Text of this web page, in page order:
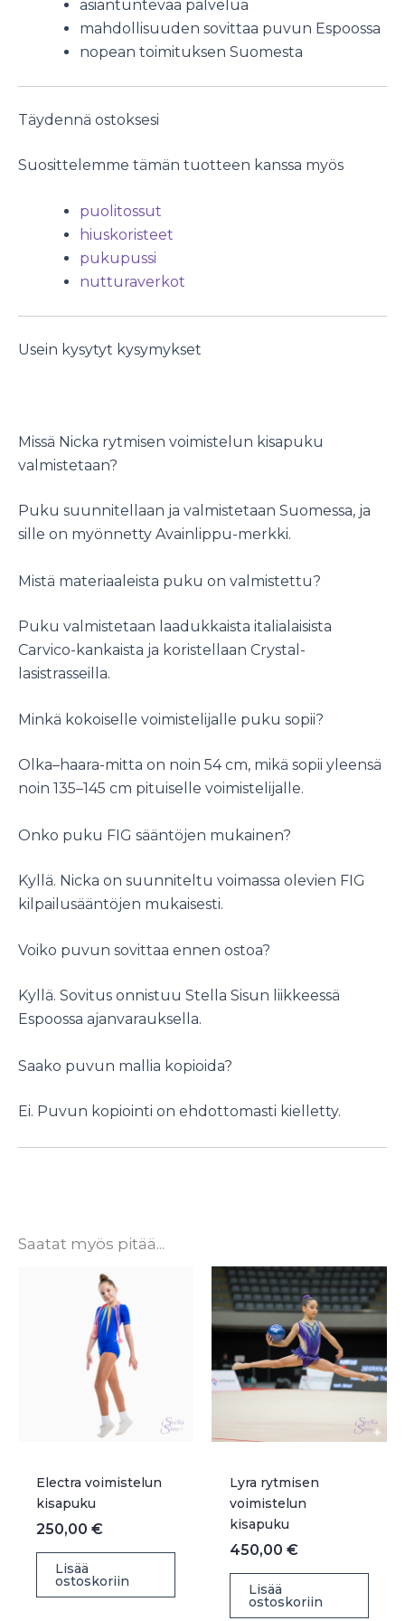
asiantuntevaa palvelua
mahdollisuuden sovittaa puvun Espoossa
nopean toimituksen Suomesta
Täydennä ostoksesi
Suosittelemme tämän tuotteen kanssa myös
puolitossut
hiuskoristeet
pukupussi
nutturaverkot
Usein kysytyt kysymykset
Missä Nicka rytmisen voimistelun kisapuku
valmistetaan?
Puku suunnitellaan ja valmistetaan Suomessa, ja
sille on myönnetty Avainlippu-merkki.
Mistä materiaaleista puku on valmistettu?
Puku valmistetaan laadukkaista italialaisista
Carvico-kankaista ja koristellaan Crystal-
lasistrasseilla.
Minkä kokoiselle voimistelijalle puku sopii?
Olka–haara-mitta on noin 54 cm, mikä sopii yleensä
noin 135–145 cm pituiselle voimistelijalle.
Onko puku FIG sääntöjen mukainen?
Kyllä. Nicka on suunniteltu voimassa olevien FIG
kilpailusääntöjen mukaisesti.
Voiko puvun sovittaa ennen ostoa?
Kyllä. Sovitus onnistuu Stella Sisun liikkeessä
Espoossa ajanvarauksella.
Saako puvun mallia kopioida?
Ei. Puvun kopiointi on ehdottomasti kielletty.
Saatat myös pitää...
Electra voimistelun
kisapuku
250,00 €
Lisää
ostoskoriin
Lyra rytmisen
voimistelun
kisapuku
450,00 €
Lisää
ostoskoriin